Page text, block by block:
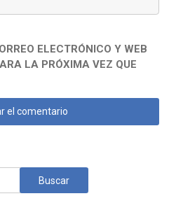
ELECTRÓNICO Y WEB
LA PRÓXIMA VEZ QUE